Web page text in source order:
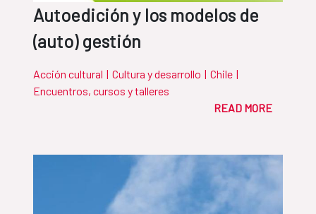
Autoedición y los modelos de
(auto) gestión
Acción cultural | Cultura y desarrollo | Chile |
Encuentros, cursos y talleres
READ MORE